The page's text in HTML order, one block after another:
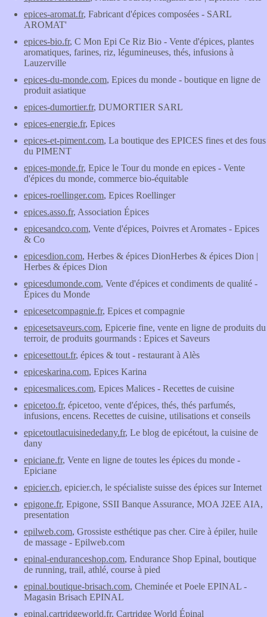
epices-aromat.fr, Fabricant d'épices composées - SARL
AROMAT'
epices-bio.fr, C Mon Epi Ce Riz Bio - Vente d'épices, plantes
aromatiques, farines, riz, légumineuses, thés, infusions à
Lauzerville
epices-du-monde.com, Epices du monde - boutique en ligne de
produit asiatique
epices-dumortier.fr, DUMORTIER SARL
epices-energie.fr, Epices
epices-et-piment.com, La boutique des EPICES fines et des fous
du PIMENT
epices-monde.fr, Epice le Tour du monde en epices - Vente
d'épices du monde, commerce bio-équitable
epices-roellinger.com, Epices Roellinger
epices.asso.fr, Association Épices
epicesandco.com, Vente d'épices, Poivres et Aromates - Epices
& Co
epicesdion.com, Herbes & épices DionHerbes & épices Dion |
Herbes & épices Dion
epicesdumonde.com, Vente d'épices et condiments de qualité -
Épices du Monde
epicesetcompagnie.fr, Epices et compagnie
epicesetsaveurs.com, Epicerie fine, vente en ligne de produits du
terroir, de produits gourmands : Epices et Saveurs
epicesettout.fr, épices & tout - restaurant à Alès
epiceskarina.com, Epices Karina
epicesmalices.com, Epices Malices - Recettes de cuisine
epicetoo.fr, épicetoo, vente d'épices, thés, thés parfumés,
infusions, encens. Recettes de cuisine, utilisations et conseils
epicetoutlacuisinededany.fr, Le blog de epicétout, la cuisine de
dany
epiciane.fr, Vente en ligne de toutes les épices du monde -
Epiciane
epicier.ch, epicier.ch, le spécialiste suisse des épices sur Internet
epigone.fr, Epigone, SSII Banque Assurance, MOA J2EE AIA,
presentation
epilweb.com, Grossiste esthétique pas cher. Cire à épiler, huile
de massage - Epilweb.com
epinal-enduranceshop.com, Endurance Shop Epinal, boutique
de running, trail, athlé, course à pied
epinal.boutique-brisach.com, Cheminée et Poele EPINAL -
Magasin Brisach EPINAL
epinal.cartridgeworld.fr, Cartridge World Épinal